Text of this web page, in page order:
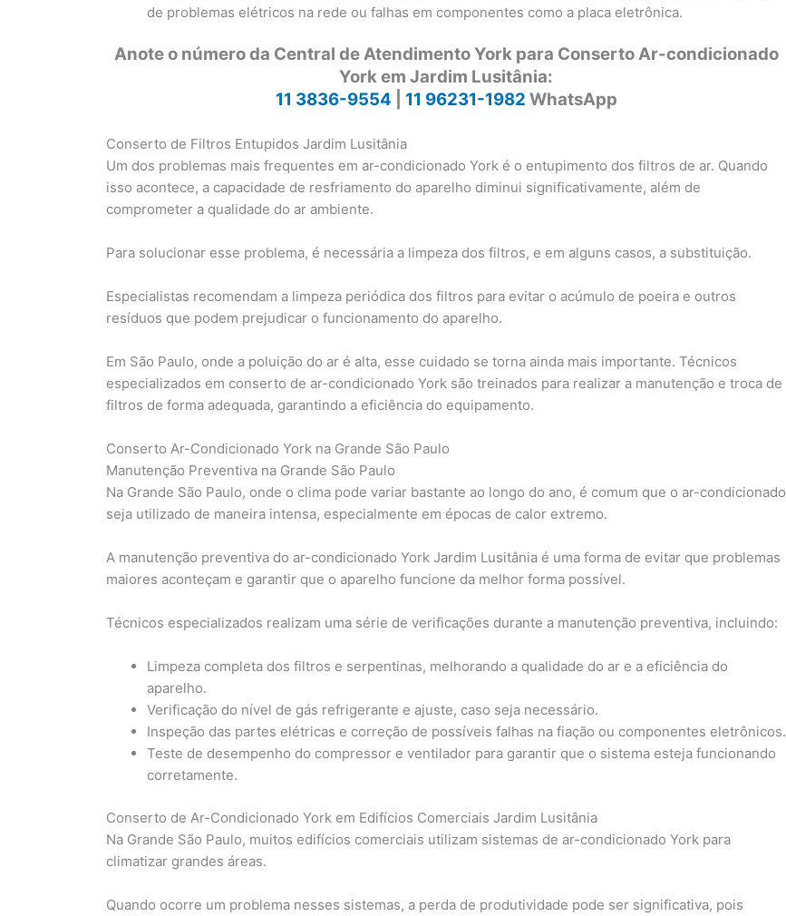
de problemas elétricos na rede ou falhas em componentes como a placa eletrônica.
Anote o número da Central de Atendimento York para Conserto Ar-condicionado
York em Jardim Lusitânia:
11 3836-9554
11 96231-1982 WhatsApp
Conserto de Filtros Entupidos Jardim Lusitânia
Um dos problemas mais frequentes em ar-condicionado York é o entupimento dos filtros de ar. Quando
isso acontece, a capacidade de resfriamento do aparelho diminui significativamente, além de
comprometer a qualidade do ar ambiente.
Para solucionar esse problema, é necessária a limpeza dos filtros, e em alguns casos, a substituição.
Especialistas recomendam a limpeza periódica dos filtros para evitar o acúmulo de poeira e outros
resíduos que podem prejudicar o funcionamento do aparelho.
Em São Paulo, onde a poluição do ar é alta, esse cuidado se torna ainda mais importante. Técnicos
especializados em conserto de ar-condicionado York são treinados para realizar a manutenção e troca de
filtros de forma adequada, garantindo a eficiência do equipamento.
Conserto Ar-Condicionado York na Grande São Paulo
Manutenção Preventiva na Grande São Paulo
Na Grande São Paulo, onde o clima pode variar bastante ao longo do ano, é comum que o ar-condicionado
seja utilizado de maneira intensa, especialmente em épocas de calor extremo.
A manutenção preventiva do ar-condicionado York Jardim Lusitânia é uma forma de evitar que problemas
maiores aconteçam e garantir que o aparelho funcione da melhor forma possível.
Técnicos especializados realizam uma série de verificações durante a manutenção preventiva, incluindo:
Limpeza completa dos filtros e serpentinas, melhorando a qualidade do ar e a eficiência do
aparelho.
Verificação do nível de gás refrigerante e ajuste, caso seja necessário.
Inspeção das partes elétricas e correção de possíveis falhas na fiação ou componentes eletrônicos.
Teste de desempenho do compressor e ventilador para garantir que o sistema esteja funcionando
corretamente.
Conserto de Ar-Condicionado York em Edifícios Comerciais Jardim Lusitânia
Na Grande São Paulo, muitos edifícios comerciais utilizam sistemas de ar-condicionado York para
climatizar grandes áreas.
Quando ocorre um problema nesses sistemas, a perda de produtividade pode ser significativa, pois